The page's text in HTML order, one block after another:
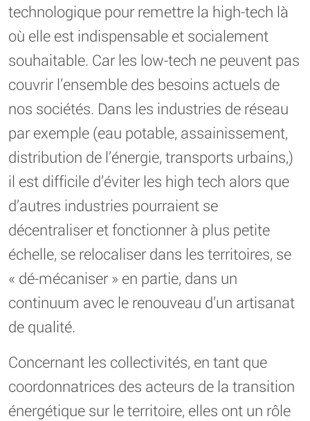
technologique pour remettre la high-tech là
où elle est indispensable et socialement
souhaitable. Car les low-tech ne peuvent pas
couvrir l’ensemble des besoins actuels de
nos sociétés. Dans les industries de réseau
par exemple (eau potable, assainissement,
distribution de l’énergie, transports urbains,)
il est difficile d’éviter les high tech alors que
d’autres industries pourraient se
décentraliser et fonctionner à plus petite
échelle, se relocaliser dans les territoires, se
« dé-mécaniser » en partie, dans un
continuum avec le renouveau d’un artisanat
de qualité.
Concernant les collectivités, en tant que
coordonnatrices des acteurs de la transition
énergétique sur le territoire, elles ont un rôle